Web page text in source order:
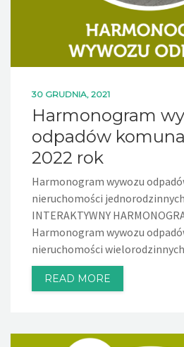
30 GRUDNIA, 2021
Harmonogram
odpadów
2022 rok
Harmonogram wywozu
nieruchomości
INTERAKTYWNY
Harmonogram wywozu
nieruchomości
READ MORE